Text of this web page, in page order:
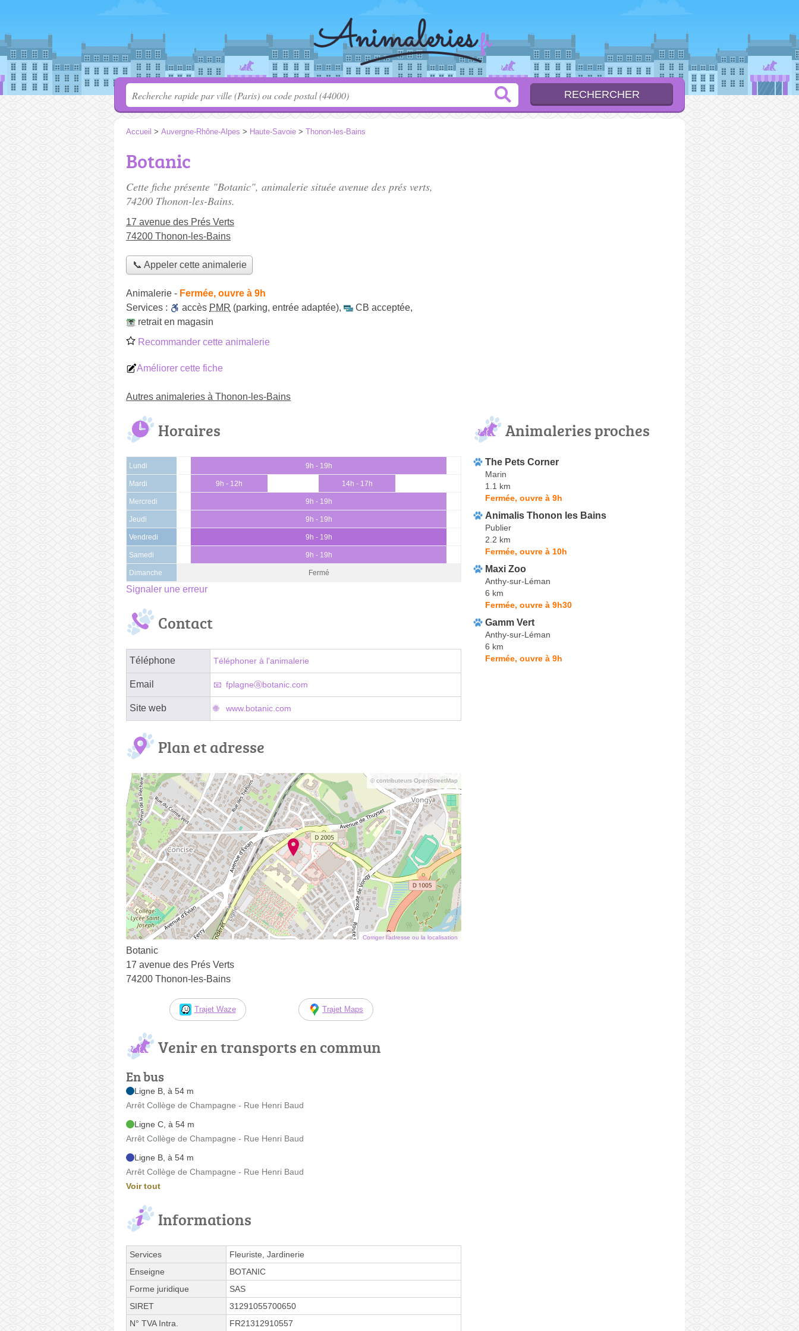
Accueil > Auvergne-Rhône-Alpes > Haute-Savoie > Thonon-les-Bains
Botanic
Cette fiche présente "Botanic", animalerie située avenue des prés verts,
74200 Thonon-les-Bains.
17 avenue des Prés Verts
74200 Thonon-les-Bains
📞 Appeler cette animalerie
Animalerie - Fermée, ouvre à 9h
Services :
accès PMR (parking, entrée adaptée), CB acceptée,
retrait en magasin
Recommander cette animalerie
Améliorer cette fiche
Autres animaleries à Thonon-les-Bains
Horaires
Lundi 9h - 19h
Mardi 9h - 12h 14h - 17h
Mercredi 9h - 19h
Jeudi 9h - 19h
Vendredi 9h - 19h
Samedi 9h - 19h
Dimanche Fermé
Signaler une erreur
Contact
Téléphone Téléphoner à l'animalerie
Email fplagneⓐbotanic.com
Site web www.botanic.com
Plan et adresse
© contributeurs OpenStreetMap
Corriger l’adresse ou la localisation
Botanic
17 avenue des Prés Verts
74200 Thonon-les-Bains
Trajet Waze Trajet Maps
Venir en transports en commun
En bus
Ligne B, à 54 m
Arrêt Collège de Champagne - Rue Henri Baud
Ligne C, à 54 m
Arrêt Collège de Champagne - Rue Henri Baud
Ligne B, à 54 m
Arrêt Collège de Champagne - Rue Henri Baud
Voir tout
Informations
Services
Fleuriste, Jardinerie
Enseigne
BOTANIC
Forme juridique
SAS
SIRET
31291055700650
N° TVA Intra.
FR21312910557
Animaleries proches
The Pets Corner
Marin
1.1 km
Fermée, ouvre à 9h
Animalis Thonon les Bains
Publier
2.2 km
Fermée, ouvre à 10h
Maxi Zoo
Anthy-sur-Léman
6 km
Fermée, ouvre à 9h30
Gamm Vert
Anthy-sur-Léman
6 km
Fermée, ouvre à 9h